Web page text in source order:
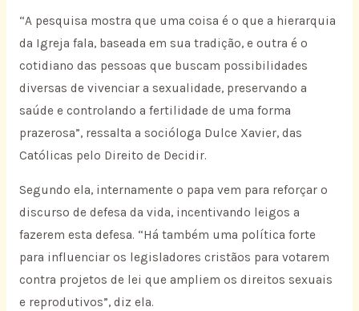
“A pesquisa mostra que uma coisa é o que a hierarquia
da Igreja fala, baseada em sua tradição, e outra é o
cotidiano das pessoas que buscam possibilidades
diversas de vivenciar a sexualidade, preservando a
saúde e controlando a fertilidade de uma forma
prazerosa”, ressalta a socióloga Dulce Xavier, das
Católicas pelo Direito de Decidir.
Segundo ela, internamente o papa vem para reforçar o
discurso de defesa da vida, incentivando leigos a
fazerem esta defesa. “Há também uma política forte
para influenciar os legisladores cristãos para votarem
contra projetos de lei que ampliem os direitos sexuais
e reprodutivos”, diz ela.